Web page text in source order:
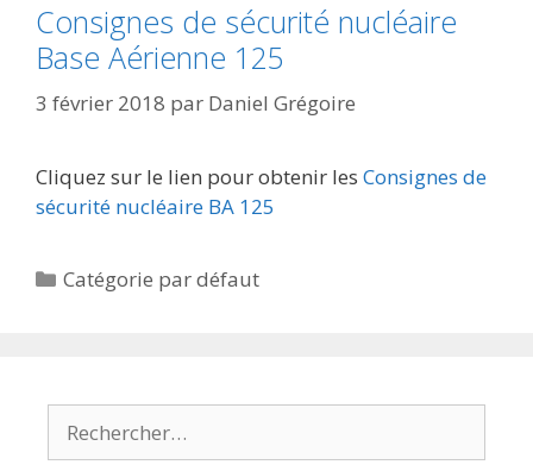
Consignes de sécurité nucléaire
Base Aérienne 125
3 février 2018 par Daniel Grégoire
Cliquez sur le lien pour obtenir les Consignes de
sécurité nucléaire BA 125
Catégories
Catégorie par défaut